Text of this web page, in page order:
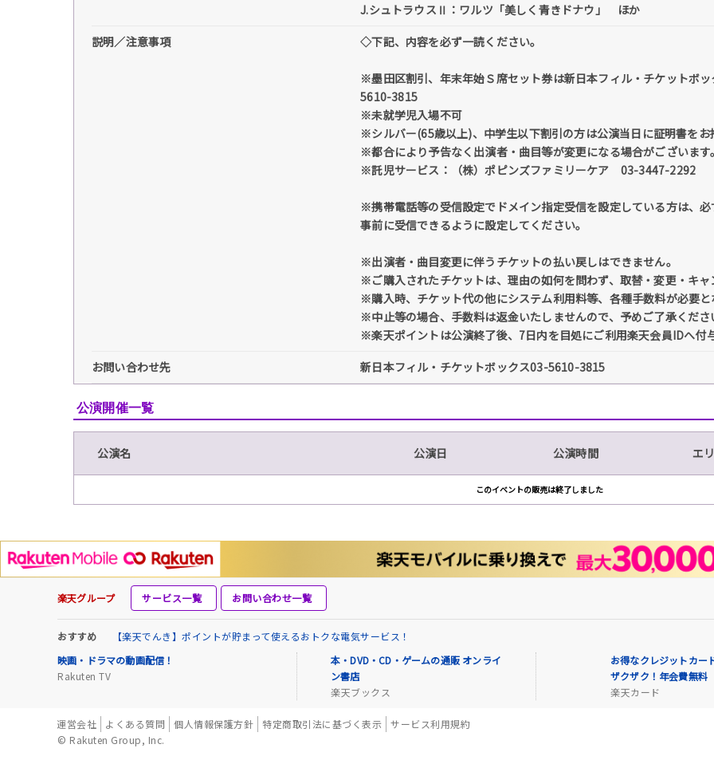
J.シュトラウスⅡ：ワルツ「美しく青きドナウ」 ほか
説明／注意事項
◇下記、内容を必ず一読ください。
※墨田区割引、年末年始Ｓ席セット券は新日本フィル・チケットボ
5610-3815
※未就学児入場不可
※シルバー(65歳以上)、中学生以下割引の方は公演当日に証明書をお
※都合により予告なく出演者・曲目等が変更になる場合がございます
※託児サービス：（株）ポピンズファミリーケア 03-3447-2292
※携帯電話等の受信設定でドメイン指定受信を設定している方は、
事前に受信できるように設定してください。
※出演者・曲目変更に伴うチケットの払い戻しはできません。
※ご購入されたチケットは、理由の如何を問わず、取替・変更・キ
※購入時、チケット代の他にシステム利用料等、各種手数料が必要と
※中止等の場合、手数料は返金いたしませんので、予めご了承くださ
※楽天ポイントは公演終了後、7日内を目処にご利用楽天会員IDへ付
お問い合わせ先
新日本フィル・チケットボックス03-5610-3815
公演開催一覧
公演名 公演日 公演時間 エ
このイベントの販売は終了しました
楽天グループ サービス一覧 お問い合わせ一覧
おすすめ
【楽天でんき】ポイントが貯まって使えるおトクな電気サービス！
映画・ドラマの動画配信！
Rakuten TV
本・DVD・CD・ゲームの通販 オンライ
ン書店
楽天ブックス
お得なクレジットカー
ザクザク！年会費無料
楽天カード
運営会社 よくある質問 個人情報保護方針 特定商取引法に基づく表示
サービス利用規約
© Rakuten Group, Inc.